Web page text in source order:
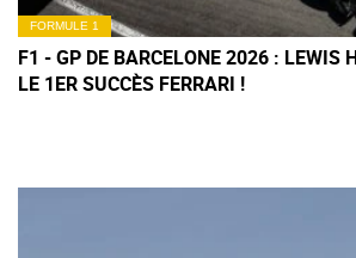
FORMULE 1
F1 - GP DE BARCELONE 2026 : LEWIS
LE 1ER SUCCÈS FERRARI !